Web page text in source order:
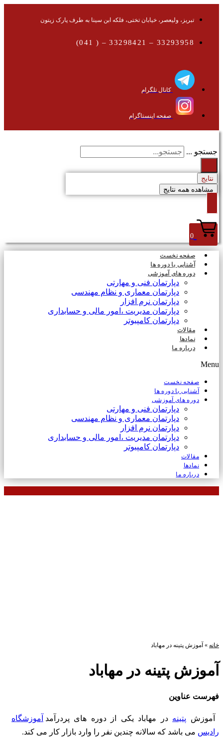
تبریز، ولیعصر، خیابان تختی، فلکه ابن سینا به طرف پارک زیتون
33293958 – 33298421 – ( 041)
کانال تلگرام
صفحه اینستاگرام
جستجو ...
نتایج
مشاهده همه نتایج
0
صفحه نخست
آشنایی با دوره ها
دوره های آموزشی
دپارتمان فنی و مهارتی
دپارتمان معماری و نظام مهندسی
دپارتمان نرم افزار
دپارتمان مدیریت ،امور مالی و حسابداری
دپارتمان کامپیوتر
مقالات
نمادها
درباره ما
Menu
صفحه نخست
آشنایی با دوره ها
دوره های آموزشی
دپارتمان فنی و مهارتی
دپارتمان معماری و نظام مهندسی
دپارتمان نرم افزار
دپارتمان مدیریت ،امور مالی و حسابداری
دپارتمان کامپیوتر
مقالات
نمادها
درباره ما
خانه » آموزش پتینه در مهاباد
آموزش پتینه در مهاباد
فهرست عناوین
آموزش پتینه در مهاباد یکی از دوره های پردرآمد آموزشگاه
رادیس می باشد که سالانه چندین نفر را وارد بازار کار می کند.